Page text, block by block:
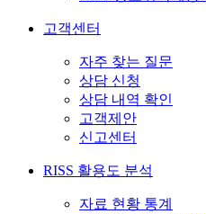
고객센터
자주 찾는 질문
상담 신청
상담 내역 확인
고객제안
신고센터
RISS 활용도 분석
자료 현황 통계